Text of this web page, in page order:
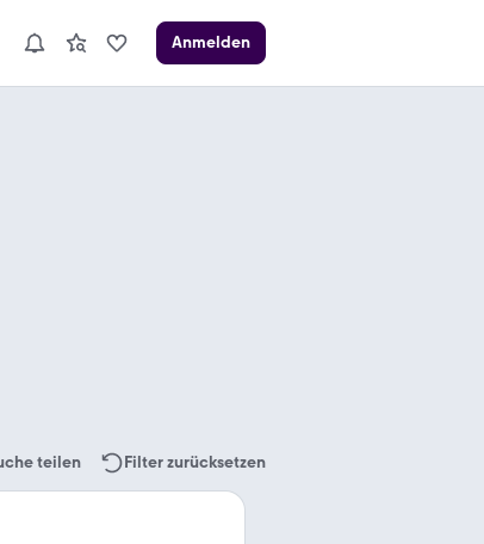
Anmelden
teilen Filter zurücksetzen